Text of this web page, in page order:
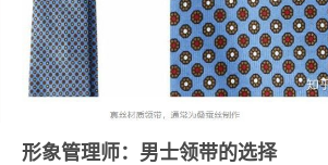
形象管理师：男士领带的选择